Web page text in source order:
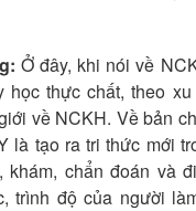
Ở đây, khi nói về
thực chất, theo
về NCKH. Về bản
là tạo ra tri thức mới
khám, chẩn đoán và
trình độ của người